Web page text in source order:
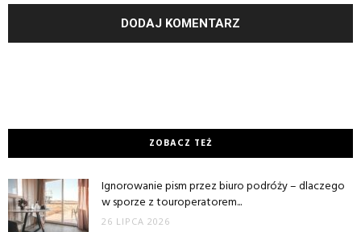
ZOBACZ TEŻ
Ignorowanie pism przez biuro podróży – dlaczego
w sporze z touroperatorem...
26 LIPCA 2026